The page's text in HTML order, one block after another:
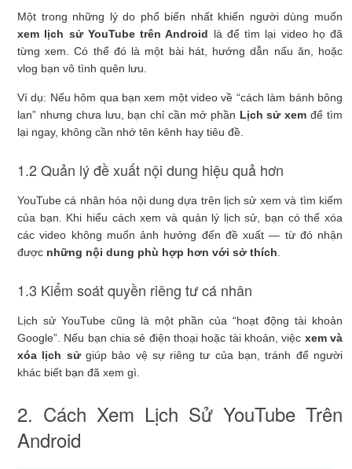
Một trong những lý do phổ biến nhất khiến người dùng muốn
xem lịch sử YouTube trên Android là để tìm lại video họ đã
từng xem. Có thể đó là một bài hát, hướng dẫn nấu ăn, hoặc
vlog bạn vô tình quên lưu.
Ví dụ: Nếu hôm qua bạn xem một video về “cách làm bánh bông
lan” nhưng chưa lưu, bạn chỉ cần mở phần Lịch sử xem để tìm
lại ngay, không cần nhớ tên kênh hay tiêu đề.
1.2 Quản lý đề xuất nội dung hiệu quả hơn
YouTube cá nhân hóa nội dung dựa trên lịch sử xem và tìm kiếm
của bạn. Khi hiểu cách xem và quản lý lịch sử, bạn có thể xóa
các video không muốn ảnh hưởng đến đề xuất — từ đó nhận
được những nội dung phù hợp hơn với sở thích
1.3 Kiểm soát quyền riêng tư cá nhân
Lịch sử YouTube cũng là một phần của “hoạt động tài khoản
Google”. Nếu bạn chia sẻ điện thoại hoặc tài khoản, việc xem và
xóa lịch sửgiúp bảo vệ sự riêng tư của bạn, tránh để người
khác biết bạn đã xem gì.
2. Cách Xem Lịch Sử YouTube Trên
Android